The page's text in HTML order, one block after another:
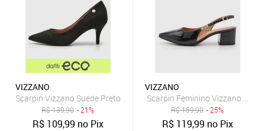
VIZZANO
Scarpin Vizzano Suede Preto
R$139,90 - 21%
R$ 109,99 no Pix
VIZZANO
Scarpin Feminino Vizzano
R$159,90 - 25%
R$ 119,99 no Pix